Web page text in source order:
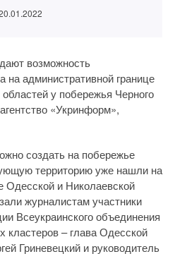
возможность
на административной границе
у побережья Черного
«Укринформ»,
создать на побережье
территорию уже нашли на
Одесской и Николаевской
журналистам участники
Всеукраинского объединения
кластеров – глава Одесской
Гриневецкий и руководитель